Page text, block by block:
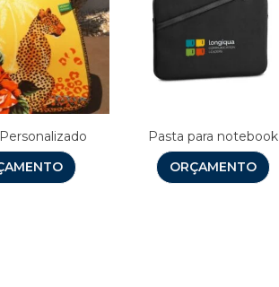
Pasta para notebook
ORÇAMENTO